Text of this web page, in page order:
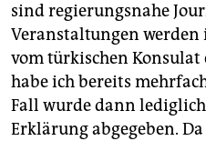
sind regierungsnahe
Veranstaltungen
vom türkischen Konsulat
habe ich bereits
Fall wurde dann
Erklärung abgegeben.